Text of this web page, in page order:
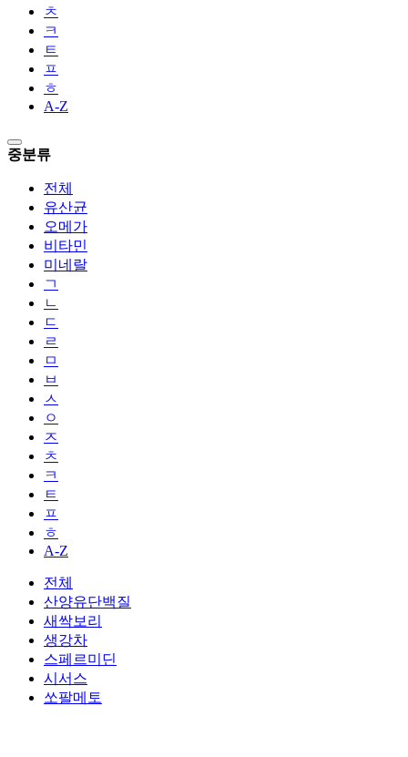
ㅊ
ㅋ
ㅌ
ㅍ
ㅎ
A-Z
중분류
전체
유산균
오메가
비타민
미네랄
ㄱ
ㄴ
ㄷ
ㄹ
ㅁ
ㅂ
ㅅ
ㅇ
ㅈ
ㅊ
ㅋ
ㅌ
ㅍ
ㅎ
A-Z
전체
산양유단백질
새싹보리
생강차
스페르미딘
시서스
쏘팔메토